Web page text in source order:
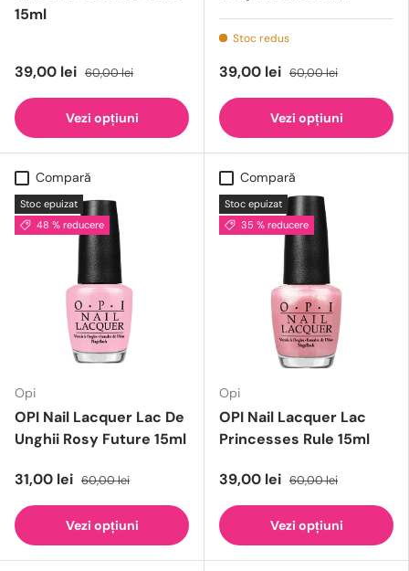
15ml
39,00 lei 60,00 lei
Vezi opțiuni
Stoc redus
39,00 lei 60,00 lei
Vezi opțiuni
Compară
Stoc epuizat
48 % reducere
Opi
OPI Nail Lacquer Lac De
Unghii Rosy Future 15ml
31,00 lei 60,00 lei
Vezi opțiuni
Compară
Stoc epuizat
35 % reducere
Opi
OPI Nail Lacquer Lac
Princesses Rule 15ml
39,00 lei 60,00 lei
Vezi opțiuni